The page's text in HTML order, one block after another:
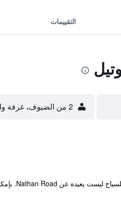
التقييمات
2 من الضيوف، غرفة واحدة